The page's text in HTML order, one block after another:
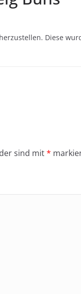
herzustellen. Diese
sind mit*